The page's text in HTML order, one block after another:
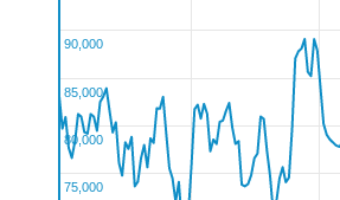
75,000
80,000
85,000
90,000